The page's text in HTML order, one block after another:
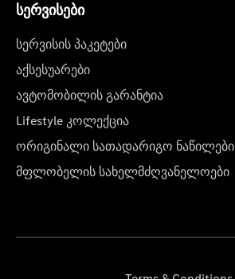
სერვისები
სერვისის პაკეტები
აქსესუარები
ავტომობილის გარანტია
Lifestyle კოლექცია
ორიგინალი სათადარიგო ნაწილები
მფლობელის სახელმძღვანელოები